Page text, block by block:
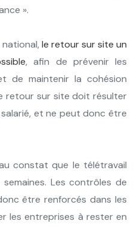
».
le retour sur site un
, afin de prévenir les
de maintenir la cohésion
retour sur site doit résulter
et ne peut donc être
constat que le télétravail
Les contrôles de
être renforcés dans les
les entreprises à rester en